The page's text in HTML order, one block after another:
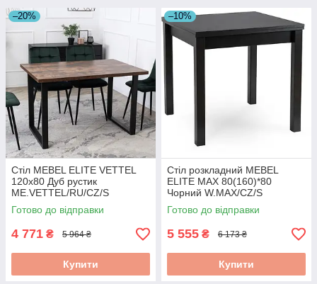
–20%
Стіл MEBEL ELITE VETTEL
120х80 Дуб рустик
ME.VETTEL/RU/CZ/S
Готово до відправки
4 771 ₴ 5 964 ₴
Купити
–10%
Стіл розкладний MEBEL
ELITE MAX 80(160)*80
Чорний W.MAX/CZ/S
Готово до відправки
5 555 ₴ 6 173 ₴
Купити